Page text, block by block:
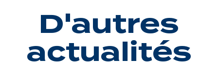
D'autres
actualités